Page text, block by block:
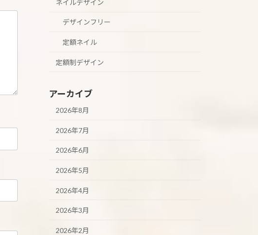
ネイルデザイン
デザインフリー
定額ネイル
定額制デザイン
アーカイブ
2026年8月
2026年7月
2026年6月
2026年5月
2026年4月
2026年3月
2026年2月